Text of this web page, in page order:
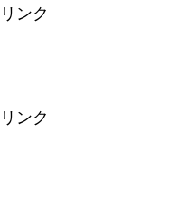
ンク
ンク